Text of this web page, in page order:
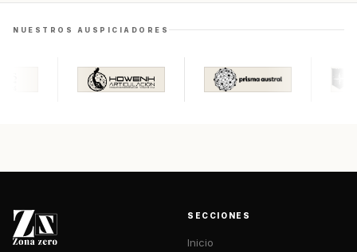
NUESTROS AUSPICIADORES
SECCIONES
Inicio